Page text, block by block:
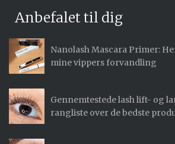
Anbefalet til dig
Nanolash Mascara Primer:
mine vippers forvandling
Gennemtestede lash lift- og
rangliste over de bedste